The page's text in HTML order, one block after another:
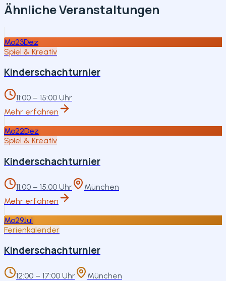
Ähnliche Veranstaltungen
Mo23Dez
Spiel & Kreativ
Kinderschachturnier
11:00 – 15:00 Uhr
Mehr erfahren
Mo22Dez
Spiel & Kreativ
Kinderschachturnier
11:00 – 15:00 Uhr
München
Mehr erfahren
Mo29Jul
Ferienkalender
Kinderschachturnier
12:00 – 17:00 Uhr
München